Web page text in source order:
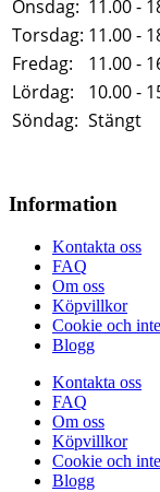
Onsdag: 11.00 -
Torsdag: 11.00 -
Fredag:
11.00 -
Lördag:
10.00 -
Söndag: Stängt
Information
Kontakta oss
FAQ
Om oss
Köpvillkor
Cookie och
Blogg
Kontakta oss
FAQ
Om oss
Köpvillkor
Cookie och
Blogg